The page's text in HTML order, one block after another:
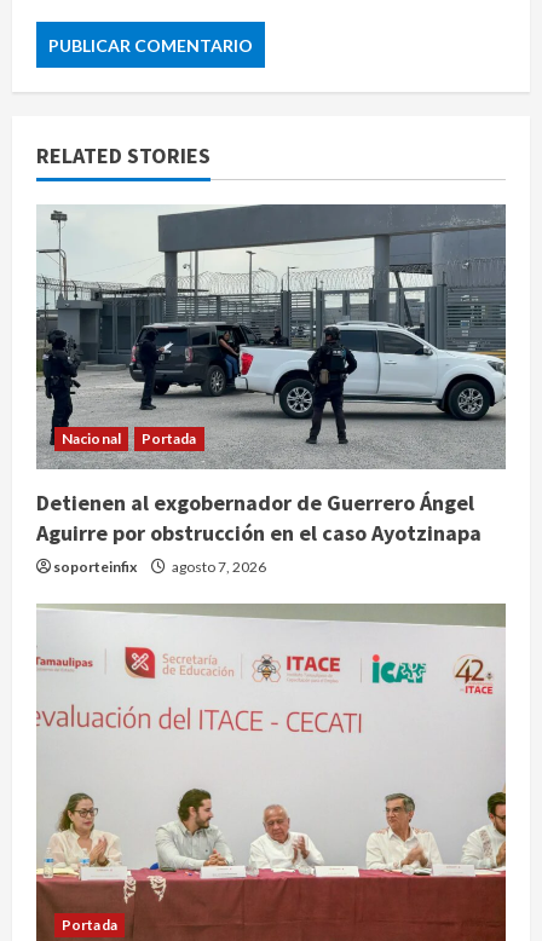
RELATED STORIES
Nacional Portada
Detienen al exgobernador de Guerrero Ángel
Aguirre por obstrucción en el caso Ayotzinapa
soporteinfix agosto 7, 2026
Portada